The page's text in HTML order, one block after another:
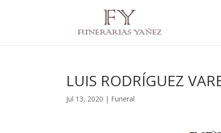
LUIS RODRÍGUEZ
Jul 13, 2020 | Funeral